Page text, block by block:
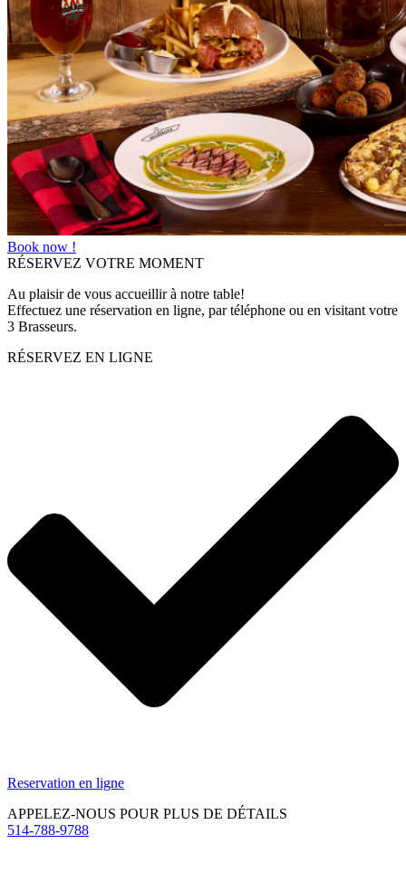
Book now !
RÉSERVEZ VOTRE MOMENT
Au plaisir de vous accueillir à notre table!
Effectuez une réservation en ligne, par téléphone ou en visitant votre
3 Brasseurs.
RÉSERVEZ EN LIGNE
Reservation en ligne
APPELEZ-NOUS POUR PLUS DE DÉTAILS
514-788-9788